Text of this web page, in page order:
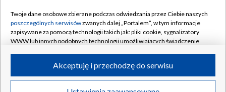
Rada Programowa
System NOS
Informacje o nadawcy
Program dla prasy
Kontakt
Kanały
©2026 Telewizja Polska S.A. w likwidacji
Twoje dane osobowe zbierane podczas odwiedzania przez Ciebie naszych
poszczególnych serwisówzwanych dalej „Portalem”, w tym informacje
zapisywane za pomocą technologii takich jak: pliki cookie, sygnalizatory
WWW lub innych podobnych technologii umożliwiających świadczenie
ruchu w Internecie.
Twoje dane osobowe zbierane podczas odwiedzania przez Ciebie
Akceptuję i przechodzę do serwisu